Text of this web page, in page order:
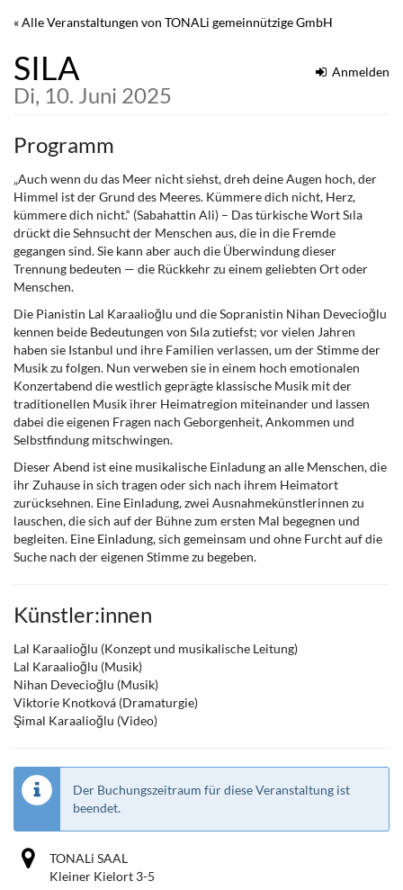
Zum
springen
« Alle Veranstaltungen von TONALi gemeinnützige GmbH
SILA
Di, 10. Juni 2025
Anmelden
Programm
„Auch wenn du das Meer nicht siehst, dreh deine Augen hoch, der
Himmel ist der Grund des Meeres. Kümmere dich nicht, Herz,
kümmere dich nicht.“ (Sabahattin Ali) – Das türkische Wort Sıla
drückt die Sehnsucht der Menschen aus, die in die Fremde
gegangen sind. Sie kann aber auch die Überwindung dieser
Trennung bedeuten — die Rückkehr zu einem geliebten Ort oder
Menschen.
Die Pianistin Lal Karaalioğlu und die Sopranistin Nihan Devecioğlu
kennen beide Bedeutungen von Sıla zutiefst; vor vielen Jahren
haben sie Istanbul und ihre Familien verlassen, um der Stimme der
Musik zu folgen. Nun verweben sie in einem hoch emotionalen
Konzertabend die westlich geprägte klassische Musik mit der
traditionellen Musik ihrer Heimatregion miteinander und lassen
dabei die eigenen Fragen nach Geborgenheit, Ankommen und
Selbstfindung mitschwingen.
Dieser Abend ist eine musikalische Einladung an alle Menschen, die
ihr Zuhause in sich tragen oder sich nach ihrem Heimatort
zurücksehnen. Eine Einladung, zwei Ausnahmekünstlerinnen zu
lauschen, die sich auf der Bühne zum ersten Mal begegnen und
begleiten. Eine Einladung, sich gemeinsam und ohne Furcht auf die
Suche nach der eigenen Stimme zu begeben.
Künstler:innen
Lal Karaalioğlu (Konzept und musikalische Leitung)
Lal Karaalioğlu (Musik)
Nihan Devecioğlu (Musik)
Viktorie Knotková (Dramaturgie)
Şimal Karaalioğlu (Video)
Der Buchungszeitraum für diese Veranstaltung ist
beendet.
TONALi SAAL
Kleiner Kielort 3-5